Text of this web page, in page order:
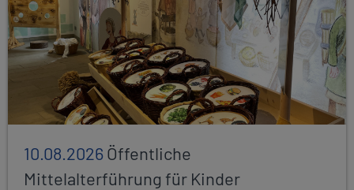
10.08.2026Öffentliche
Mittelalterführung für Kinder